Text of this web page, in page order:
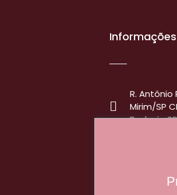
R. Antônio
Mirim/SP
Rodovia